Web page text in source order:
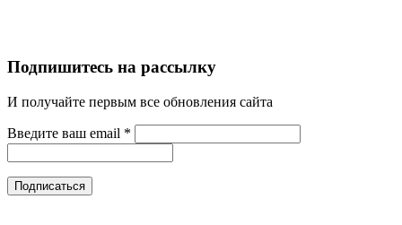
Подпишитесь на рассылку
И получайте первым все обновления сайта
Введите ваш email *